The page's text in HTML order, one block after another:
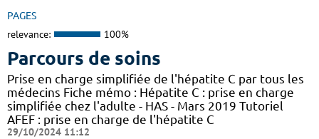
PAGES
relevance: 100%
Parcours de soins
Prise en charge simplifiée de l'hépatite C par tous les
médecins Fiche mémo : Hépatite C : prise en charge
simplifiée chez l'adulte - HAS - Mars 2019 Tutoriel
AFEF : prise en charge de l'hépatite C
29/10/2024 11:12